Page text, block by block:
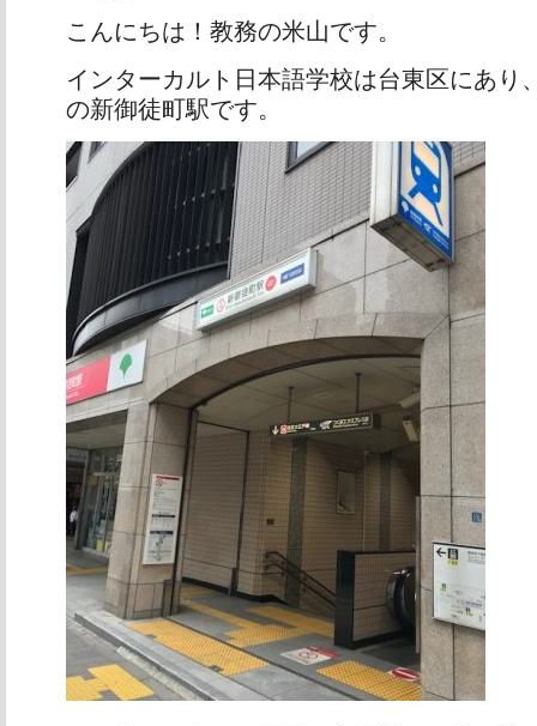
こんにちは！教務の米山です。
インターカルト日本語学校は台東区にあり
の新御徒町駅です。